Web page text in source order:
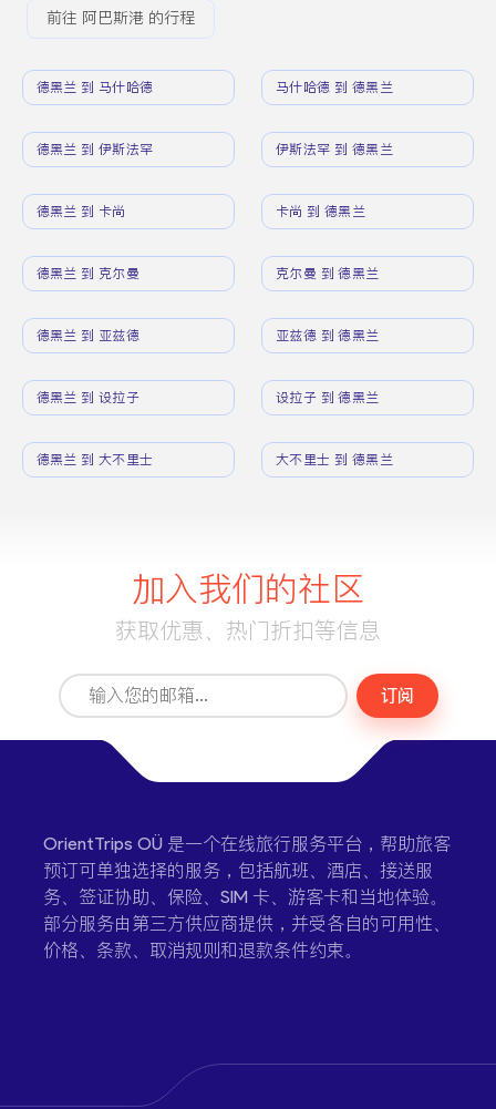
前往 阿巴斯港 的行程
德黑兰 到 马什哈德 马什哈德 到 德黑兰
德黑兰 到 伊斯法罕 伊斯法罕 到 德黑兰
德黑兰 到 卡尚 卡尚 到 德黑兰
德黑兰 到 克尔曼 克尔曼 到 德黑兰
德黑兰 到 亚兹德 亚兹德 到 德黑兰
德黑兰 到 设拉子 设拉子 到 德黑兰
德黑兰 到 大不里士 大不里士 到 德黑兰
加入我们的社区
获取优惠、热门折扣等信息
订阅
OrientTrips OÜ 是一个在线旅行服务平台，帮助旅客
预订可单独选择的服务，包括航班、酒店、接送服
务、签证协助、保险、SIM 卡、游客卡和当地体验。
部分服务由第三方供应商提供，并受各自的可用性、
价格、条款、取消规则和退款条件约束。